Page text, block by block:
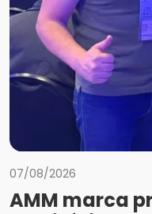
07/08/2026
AMM marca